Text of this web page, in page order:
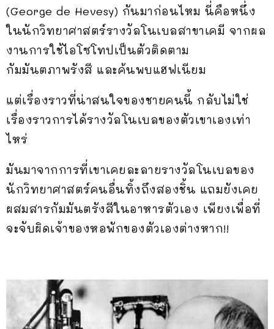
(George de Hevesy) กันมาก่อนไหม นี่คือหนึ่ง
ในนักวิทยาศาสตร์รางวัลโนเบลสาขาเคมี จากผล
งานการใช้ไอโซโทปเป็นตัวติดตาม
กัมมันตภาพรังสี และค้นพบแฮฟเนียม
แต่เรื่องราวที่น่าสนใจของชายคนนี้ กลับไม่ใช่
เรื่องราวการได้รางวัลโนเบลของตัวเขาเองเท่า
ไหร่
มันมาจากการที่เขาเคยละลายรางวัลโนเบลของ
นักวิทยาศาสตร์คนอื่นทิ้งถึงสองชิ้น แถมยังเคย
ผสมสารกัมมันตรังสีในอาหารตัวเอง เพียงเพื่อที่
จะจับผิดเจ้าของหอพักของตัวเองต่างหาก!!